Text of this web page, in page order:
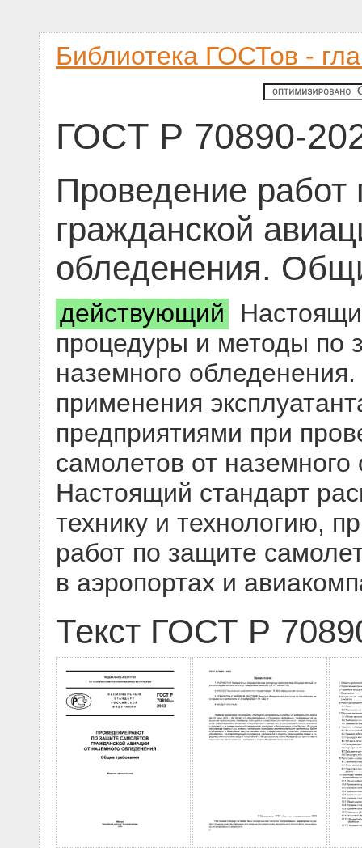
Библиотека ГОСТов -
ГОСТ Р 70890-
Проведение
гражданской
обледенения.
действующий
процедуры и методы по
наземного
применения
предприятиями при
самолетов от
Настоящий стандарт
технику и технологию,
работ по защите
в аэропортах и
Текст ГОСТ Р